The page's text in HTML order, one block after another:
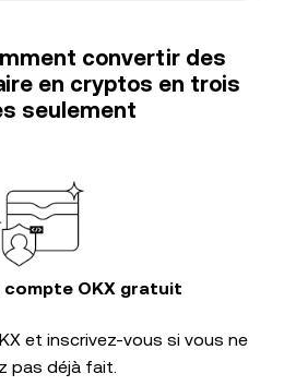
convertir des
en cryptos en trois
seulement
OKX gratuit
et inscrivez-vous si vous ne
pas déjà fait.